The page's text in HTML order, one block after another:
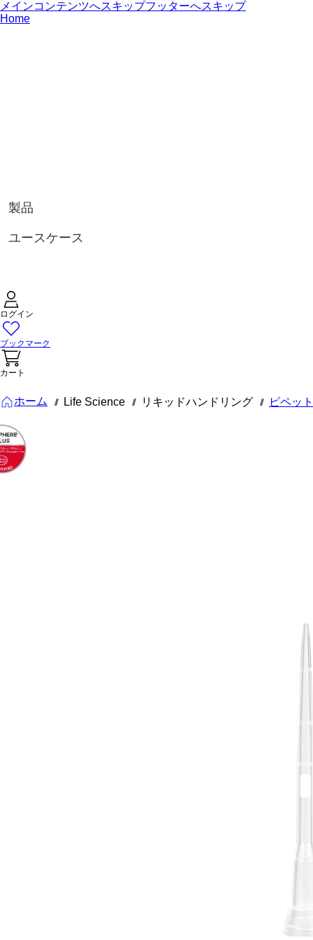
メインコンテンツへスキップフッターへスキップ
Home
製品
ユースケース
ログイン
ブックマーク
カート
ホーム /// Life Science /// リキッドハンドリング /// ピペッ